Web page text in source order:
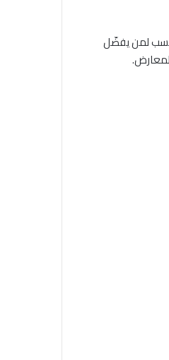
وتُعد الأنسب لمن يفضّل